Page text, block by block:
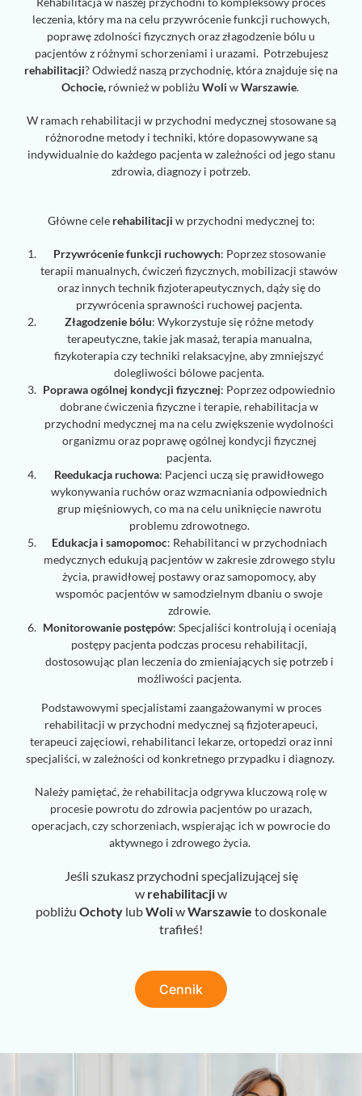
leczenia, który ma na celu przywrócenie funkcji ruchowych,
poprawę zdolności fizycznych oraz złagodzenie bólu u
pacjentów z różnymi schorzeniami i urazami. Potrzebujesz
rehabilitacji? Odwiedź naszą przychodnię, która znajduje się na
Ochocie, również w pobliżu Woli wWarszawie.
W ramach rehabilitacji w przychodni medycznej stosowane są
różnorodne metody i techniki, które dopasowywane są
indywidualnie do każdego pacjenta w zależności od jego stanu
zdrowia, diagnozy i potrzeb.
Główne cele rehabilitacji w przychodni medycznej to:
Przywrócenie funkcji ruchowych: Poprzez stosowanie
terapii manualnych, ćwiczeń fizycznych, mobilizacji stawów
oraz innych technik fizjoterapeutycznych, dąży się do
przywrócenia sprawności ruchowej pacjenta.
Złagodzenie bólu: Wykorzystuje się różne metody
terapeutyczne, takie jak masaż, terapia manualna,
fizykoterapia czy techniki relaksacyjne, aby zmniejszyć
dolegliwości bólowe pacjenta.
Poprawa ogólnej kondycji fizycznej: Poprzez odpowiednio
dobrane ćwiczenia fizyczne i terapie, rehabilitacja w
przychodni medycznej ma na celu zwiększenie wydolności
organizmu oraz poprawę ogólnej kondycji fizycznej
pacjenta.
Reedukacja ruchowa: Pacjenci uczą się prawidłowego
wykonywania ruchów oraz wzmacniania odpowiednich
grup mięśniowych, co ma na celu uniknięcie nawrotu
problemu zdrowotnego.
Edukacja i samopomoc: Rehabilitanci w przychodniach
medycznych edukują pacjentów w zakresie zdrowego stylu
życia, prawidłowej postawy oraz samopomocy, aby
wspomóc pacjentów w samodzielnym dbaniu o swoje
zdrowie.
Monitorowanie postępów: Specjaliści kontrolują i oceniają
postępy pacjenta podczas procesu rehabilitacji,
dostosowując plan leczenia do zmieniających się potrzeb i
możliwości pacjenta.
Podstawowymi specjalistami zaangażowanymi w proces
rehabilitacji w przychodni medycznej są fizjoterapeuci,
terapeuci zajęciowi, rehabilitanci lekarze, ortopedzi oraz inni
specjaliści, w zależności od konkretnego przypadku i diagnozy.
Należy pamiętać, że rehabilitacja odgrywa kluczową rolę w
procesie powrotu do zdrowia pacjentów po urazach,
operacjach, czy schorzeniach, wspierając ich w powrocie do
aktywnego i zdrowego życia.
Jeśli szukasz przychodni specjalizującej się
w rehabilitacjiw
pobliżu Ochoty lubWoliwWarszawie to doskonale
trafiłeś!
Cennik